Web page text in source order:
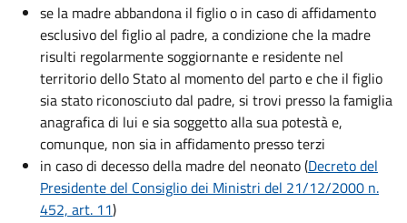
se la madre abbandona il figlio o in caso di affidamento
esclusivo del figlio al padre, a condizione che la madre
risulti regolarmente soggiornante e residente nel
territorio dello Stato al momento del parto e che il figlio
sia stato riconosciuto dal padre, si trovi presso la famiglia
anagrafica di lui e sia soggetto alla sua potestà e,
comunque, non sia in affidamento presso terzi
in caso di decesso della madre del neonato (Decreto del
Presidente del Consiglio dei Ministri del 21/12/2000 n.
452, art. 11)